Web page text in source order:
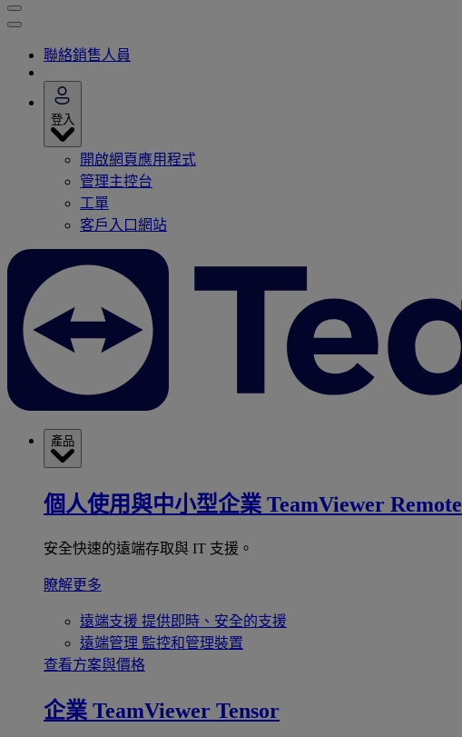
聯絡銷售人員
登入
開啟網頁應用程式
管理主控台
工單
客戶入口網站
產品
個人使用與中小型企業 TeamViewer Remote
安全快速的遠端存取與 IT 支援。
瞭解更多
遠端支援 提供即時、安全的支援
遠端管理 監控和管理裝置
查看方案與價格
企業 TeamViewer Tensor